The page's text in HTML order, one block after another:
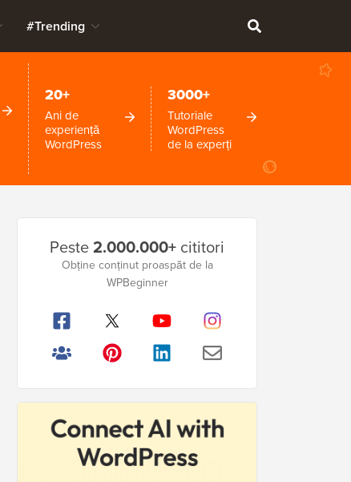
#Trending
20+
Ani de
experiență
WordPress
3000+
Tutoriale
WordPress
de la experți
laterală
Peste2.000.000+ cititori
Obține conținut proaspăt de la
WPBeginner